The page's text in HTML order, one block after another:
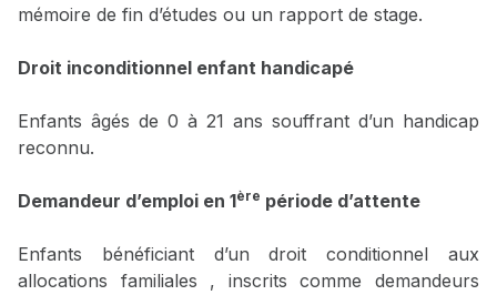
mémoire de fin d’études ou un rapport de stage.
Droit inconditionnel enfant handicapé
Enfants âgés de 0 à 21 ans souffrant d’un handicap
reconnu.
Demandeur d’emploi en 1ère période d’attente
Enfants bénéficiant d’un droit conditionnel aux
allocations familiales , inscrits comme demandeurs